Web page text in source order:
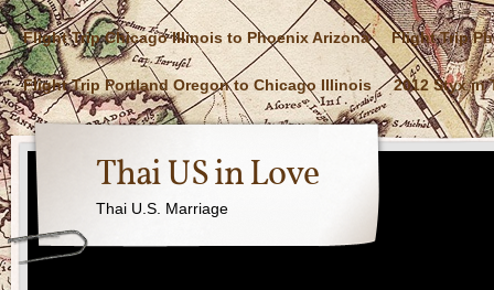
Flight Trip Chicago Illinois to Phoenix Arizona Flight Trip
Flight Trip Portland Oregon to Chicago Illinois 2012 Styx in
Thai US in Love
Thai U.S. Marriage